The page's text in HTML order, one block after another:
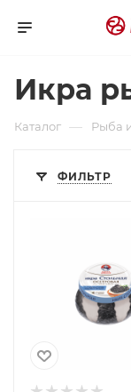
Икра
Каталог — Рыба
ФИЛЬТР